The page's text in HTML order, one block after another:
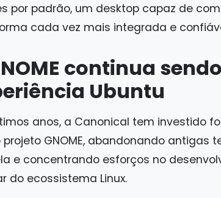
por padrão, um desktop capaz de
cada vez mais integrada e
continua
Ubuntu
anos, a Canonical tem investido
projeto GNOME, abandonando antigas
e concentrando esforços no
do ecossistema Linux.